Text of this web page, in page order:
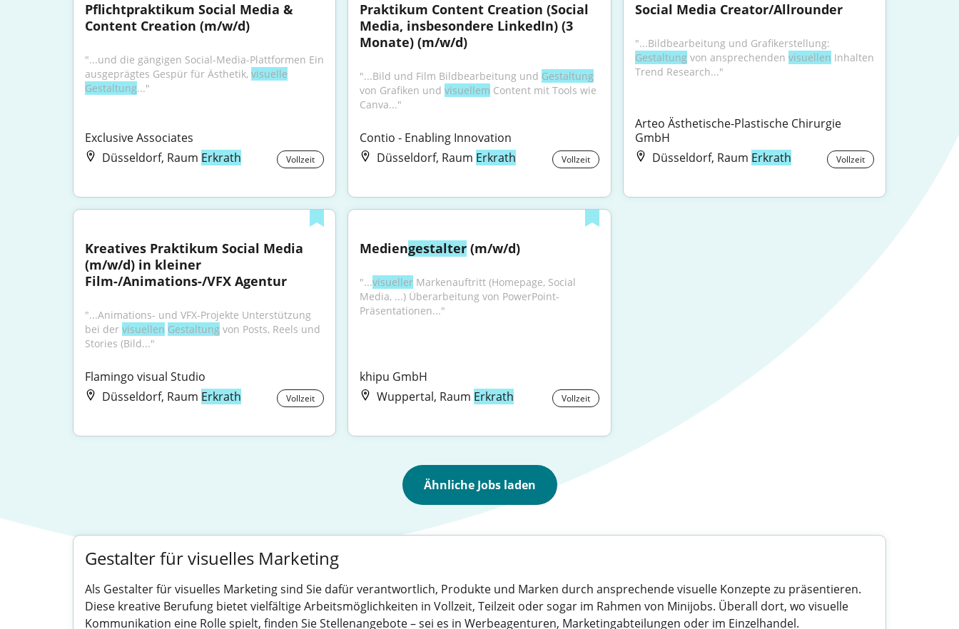
Pflichtpraktikum Social Media &
Content Creation (m/w/d)
"...und die gängigen Social-Media-Plattformen Ein
ausgeprägtes Gespür für Ästhetik, visuelle
Gestaltung..."
Exclusive Associates
Düsseldorf, Raum Erkrath Vollzeit
Praktikum Content Creation (Social
Media, insbesondere LinkedIn) (3
Monate) (m/w/d)
"...Bild und Film Bildbearbeitung und Gestaltung
von Grafiken und visuellem Content mit Tools wie
Canva..."
Contio - Enabling Innovation
Düsseldorf, Raum Erkrath Vollzeit
Social Media Creator/Allrounder
Gestaltung von ansprechenden visuellen Inhalten
Trend Research..."
Arteo Ästhetische-Plastische Chirurgie
GmbH
Düsseldorf, Raum Erkrath Vollzeit
Kreatives Praktikum Social Media
(m/w/d) in kleiner
Film-/Animations-/VFX Agentur
"...Animations- und VFX-Projekte Unterstützung
bei der visuellen Gestaltung von Posts, Reels und
Stories (Bild..."
Flamingo visual Studio
Düsseldorf, Raum Erkrath Vollzeit
Mediengestalter (m/w/d)
"...visueller Markenauftritt (Homepage, Social
Media, ...) Überarbeitung von PowerPoint-
Präsentationen..."
khipu GmbH
Wuppertal, Raum Erkrath Vollzeit
Ähnliche Jobs laden
Gestalter für visuelles Marketing
Als Gestalter für visuelles Marketing sind Sie dafür verantwortlich, Produkte und Marken durch ansprechende visuelle Konzepte zu präsentieren.
Diese kreative Berufung bietet vielfältige Arbeitsmöglichkeiten in Vollzeit, Teilzeit oder sogar im Rahmen von Minijobs. Überall dort, wo visuelle
Kommunikation eine Rolle spielt, finden Sie Stellenangebote – sei es in Werbeagenturen, Marketingabteilungen oder im Einzelhandel.